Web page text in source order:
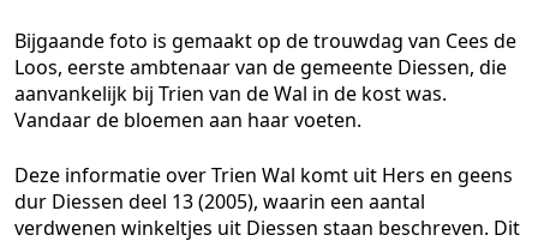
Bijgaande foto is gemaakt op de trouwdag van Cees de
Loos, eerste ambtenaar van de gemeente Diessen, die
aanvankelijk bij Trien van de Wal in de kost was.
Vandaar de bloemen aan haar voeten.
Deze informatie over Trien Wal komt uit Hers en geens
dur Diessen deel 13 (2005), waarin een aantal
verdwenen winkeltjes uit Diessen staan beschreven. Dit